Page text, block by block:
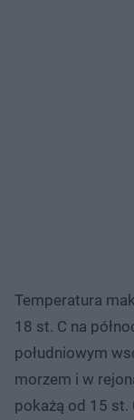
Temperatura
18 st. C na
południowym
morzem i w
pokażą od 15 st.